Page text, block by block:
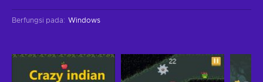
Berfungsi pada: Windows